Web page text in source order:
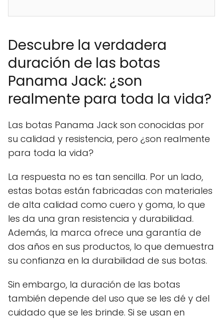
Descubre la verdadera
duración de las botas
Panama Jack: ¿son
realmente para toda la vida?
Las botas Panama Jack son conocidas por
su calidad y resistencia, pero ¿son realmente
para toda la vida?
La respuesta no es tan sencilla. Por un lado,
estas botas están fabricadas con materiales
de alta calidad como cuero y goma, lo que
les da una gran resistencia y durabilidad.
Además, la marca ofrece una garantía de
dos años en sus productos, lo que demuestra
su confianza en la durabilidad de sus botas.
Sin embargo, la duración de las botas
también depende del uso que se les dé y del
cuidado que se les brinde. Si se usan en